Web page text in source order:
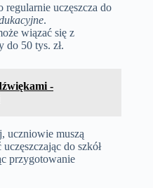
regularnie uczęszcza do
.
wiązać się z
50 tys. zł.
-
uczniowie muszą
do szkół
przygotowanie